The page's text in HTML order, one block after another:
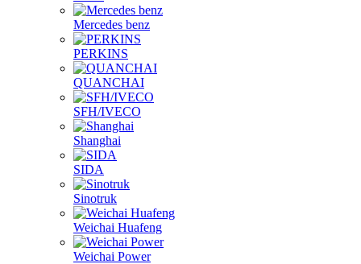
Mercedes benz
PERKINS
QUANCHAI
SFH/IVECO
Shanghai
SIDA
Sinotruk
Weichai Huafeng
Weichai Power